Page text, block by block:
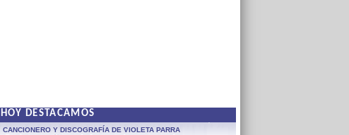
HOY DESTACAMOS
CANCIONERO Y DISCOGRAFÍA DE VIOLETA PARRA